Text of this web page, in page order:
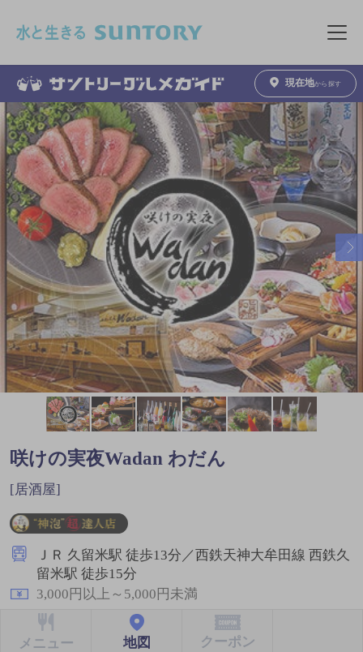
メニュ
現在地から探す
咲けの実夜Wadan わだん
[居酒屋]
ＪＲ 久留米駅 徒歩13分／西鉄天神大牟田線 西鉄久
留米駅 徒歩15分
3,000円以上～5,000円未満
メニュー 地図 クーポン